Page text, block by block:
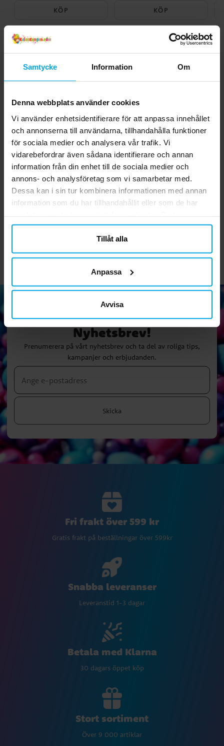
Samtycke Information Om
Denna webbplats använder cookies
Vi använder enhetsidentifierare för att anpassa innehållet
och annonserna till användarna, tillhandahålla funktioner
för sociala medier och analysera vår trafik. Vi
vidarebefordrar även sådana identifierare och annan
information från din enhet till de sociala medier och
annons- och analysföretag som vi samarbetar med.
Dessa kan i sin tur kombinera informationen med annan
information som du har tillhandahållit eller som de har
närsomhelst ändra ditt samtycke.
Tillåt alla
Anpassa
Avvisa
KÖP KÖP
Disney Frost - Ballonger
8-pack
Pris : 39,00 kr
39,00 kr
KÖP
Tårtbild Spiderman -
Oblat 20 cm
Pris: 49,00 kr
49,00 kr
KÖP
Nyhetsbrev!
Prenumerera på vårt nyhetsbrev och ta del av roliga tips,
kampanjer och erbjudanden.
Skicka
Fri frakt över 599 kr
Gratis frakt på beställningar över 599kr
Snabba leveranser
Leveranstid 1-3 dagar
Betala med Klarna
30 dagars öppet köp
Stort sortiment
Över 9 000 artiklar